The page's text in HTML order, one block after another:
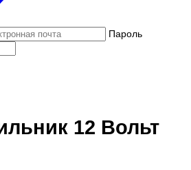
Пароль
12 Вольт